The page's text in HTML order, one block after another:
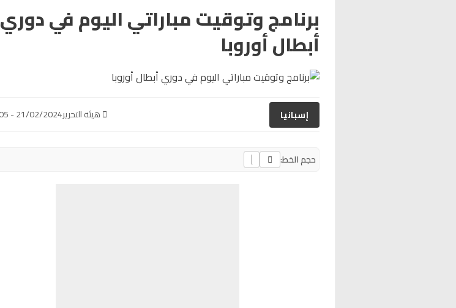
برنامج وتوقيت مباراتي اليوم في دوري
أبطال أوروبا
إسبانيا هيئة التحرير21/02/2024 - 09h05
حجم الخط: